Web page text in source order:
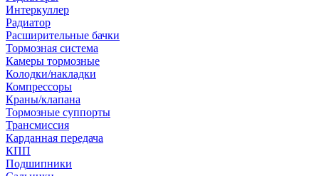
Интеркуллер
Радиатор
Расширительные бачки
Тормозная система
Камеры тормозные
Колодки/накладки
Компрессоры
Краны/клапана
Тормозные суппорты
Трансмиссия
Карданная передача
КПП
Подшипники